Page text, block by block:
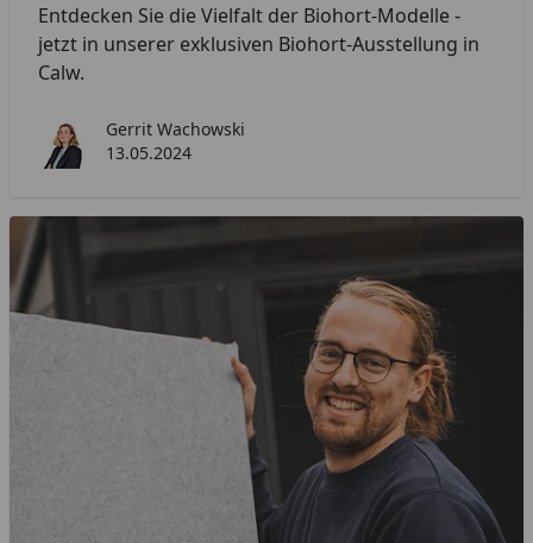
Entdecken Sie die Vielfalt der Biohort-Modelle -
jetzt in unserer exklusiven Biohort-Ausstellung in
Calw.
Gerrit Wachowski
13.05.2024